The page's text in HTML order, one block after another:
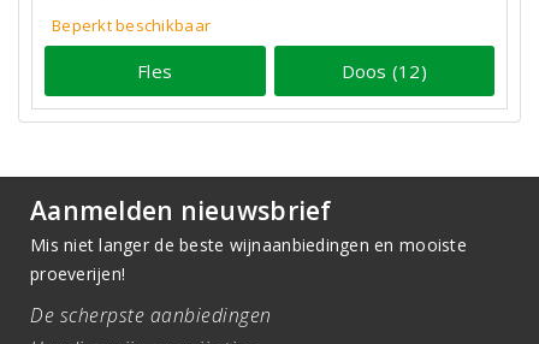
Beperkt beschikbaar
Fles Doos (12)
Aanmelden nieuwsbrief
Mis niet langer de beste wijnaanbiedingen en mooiste
proeverijen!
De scherpste aanbiedingen